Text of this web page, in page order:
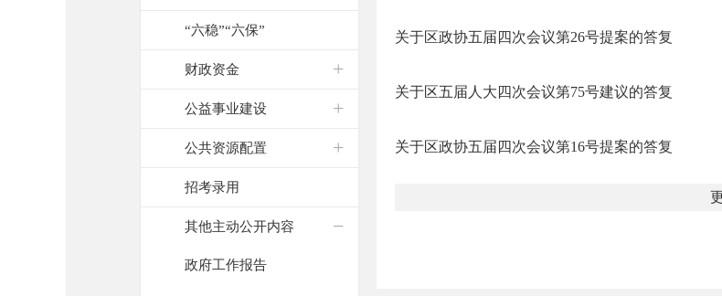
“六稳”“六保”
财政资金
公益事业建设
公共资源配置
招考录用
其他主动公开内容
政府工作报告
关于区政协五届四次会议第26号提案的答复
关于区五届人大四次会议第75号建议的答复
关于区政协五届四次会议第16号提案的答复